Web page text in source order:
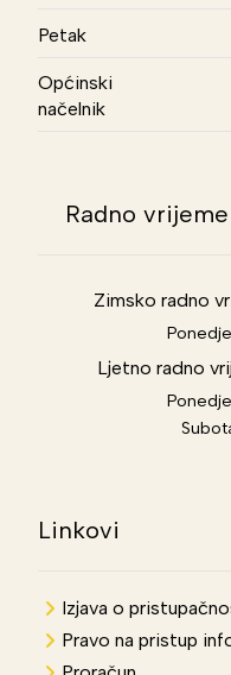
Petak
Općinski
načelnik
Radno
Zimsko radno
Ljetno radno
Linkovi
Izjava o
Pravo na pristup